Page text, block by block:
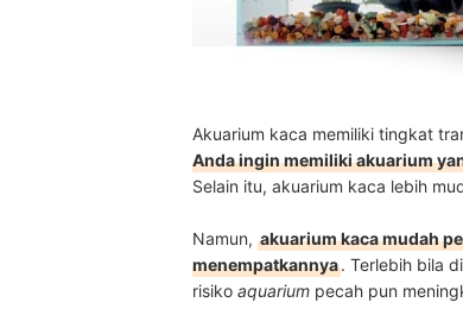
Akuarium kaca memiliki tingkat
Anda ingin memiliki akuarium
Selain itu, akuarium kaca lebih
Namun, akuarium kaca mudah
menempatkannya. Terlebih bila
risiko aquarium pecah pun